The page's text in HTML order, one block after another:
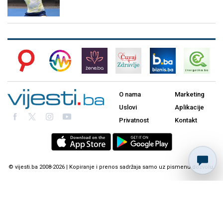
O nama
Uslovi
Privatnost
Marketing
Aplikacije
Kontakt
© vijesti.ba 2008-2026 | Kopiranje i prenos sadržaja samo uz pismenu dozvolu.